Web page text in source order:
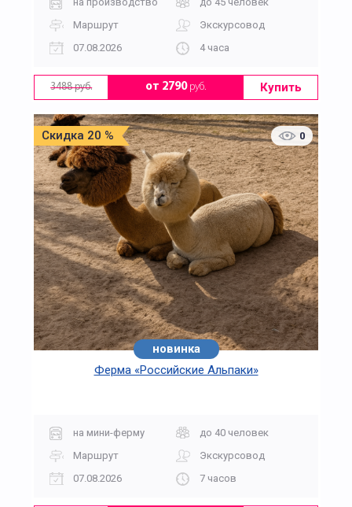
Маршрут
Экскурсовод
07.08.2026
4 часа
3488 руб. от 2790руб. Купить
Скидка 20 % 0
новинка
Ферма «Российские Альпаки»
на мини-ферму
до 40 человек
Маршрут
Экскурсовод
07.08.2026
7 часов